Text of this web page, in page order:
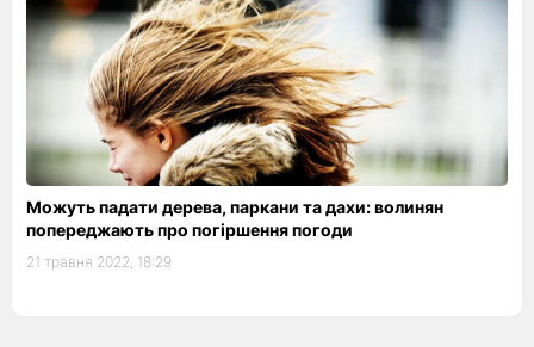
Можуть падати дерева, паркани та дахи: волинян
попереджають про погіршення погоди
21 травня 2022, 18:29